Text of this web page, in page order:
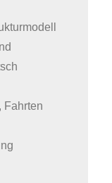
Fahrten